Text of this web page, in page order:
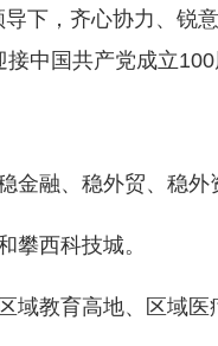
下，齐心协力、锐
中国共产党成立
融、稳外贸、稳外
西科技城。
教育高地、区域医